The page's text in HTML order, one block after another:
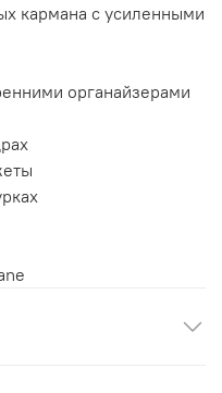
кармана с усиленными
органайзерами